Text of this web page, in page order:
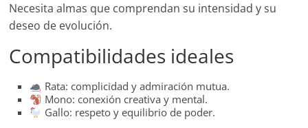
Necesita almas que comprendan su intensidad y su
deseo de evolución.
Compatibilidades ideales
Rata: complicidad y admiración mutua.
Mono: conexión creativa y mental.
Gallo: respeto y equilibrio de poder.